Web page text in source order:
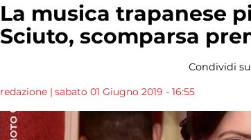
La musica trapanese
Sciuto, scomparsa
Condividi
redazione | sabato 01 Giugno 2019 - 16:55